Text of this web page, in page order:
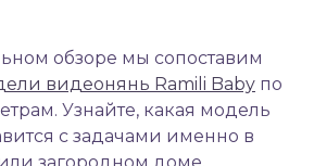
обзоре мы сопоставим
видеонянь Ramili Baby по
Узнайте, какая модель
с задачами именно в